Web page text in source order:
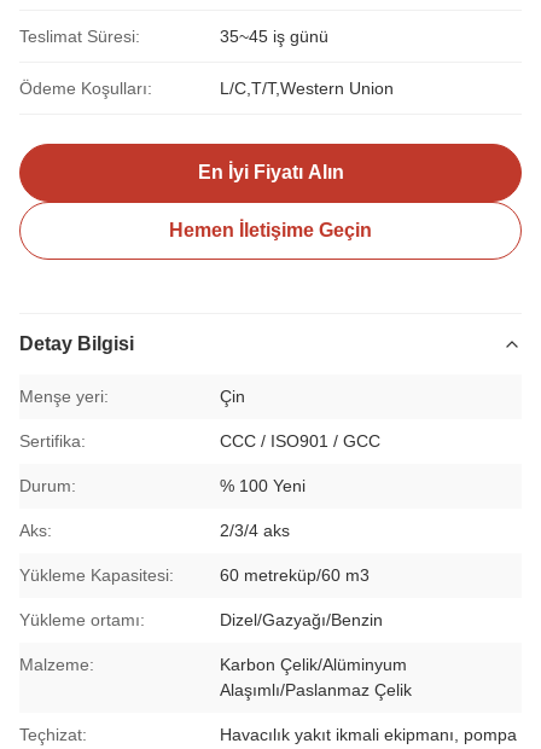
Teslimat Süresi: 35~45 iş günü
Ödeme Koşulları: L/C,T/T,Western Union
En İyi Fiyatı Alın
Hemen İletişime Geçin
Detay Bilgisi
Menşe yeri: Çin
Sertifika: CCC / ISO901 / GCC
Durum: % 100 Yeni
Aks: 2/3/4 aks
Yükleme Kapasitesi: 60 metreküp/60 m3
Yükleme ortamı: Dizel/Gazyağı/Benzin
Malzeme:
Karbon Çelik/Alüminyum
Alaşımlı/Paslanmaz Çelik
Teçhizat:
Havacılık yakıt ikmali ekipmanı, pompa